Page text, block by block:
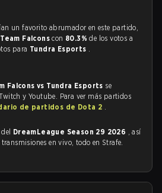
un favorito abrumador en este partido,
Team Falconscon 80.3%de los votos a
para Tundra Esports .
Falcons vs Tundra Esports se
y Youtube. Para ver más partidos
de partidos de Dota 2 .
DreamLeague Season 29 2026 , así
en vivo, todo en Strafe.